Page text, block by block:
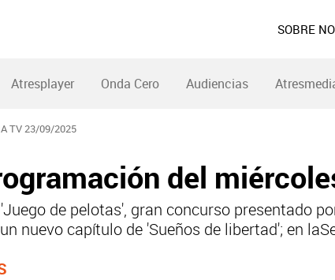
SOBRE
Atresplayer Onda Cero Audiencias
TV 23/09/2025
del
de pelotas', gran concurso presentado
nuevo capítulo de 'Sueños de libertad'; en